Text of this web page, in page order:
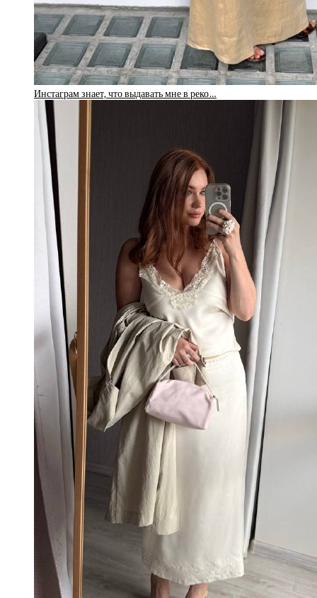
Инстаграм знает, что выдавать мне в реко…